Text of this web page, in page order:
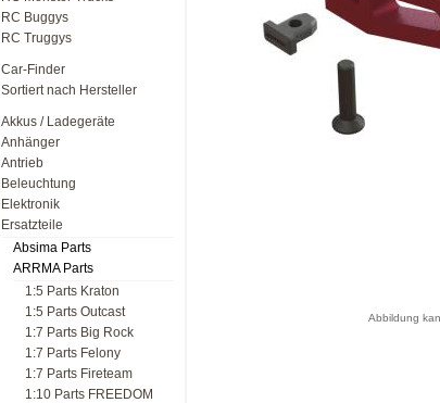
RC Buggys
RC Truggys
Car-Finder
Sortiert nach Hersteller
Akkus / Ladegeräte
Anhänger
Antrieb
Beleuchtung
Elektronik
Ersatzteile
Absima Parts
ARRMA Parts
1:5 Parts Kraton
1:5 Parts Outcast
1:7 Parts Big Rock
1:7 Parts Felony
1:7 Parts Fireteam
1:10 Parts FREEDOM
Abbildung